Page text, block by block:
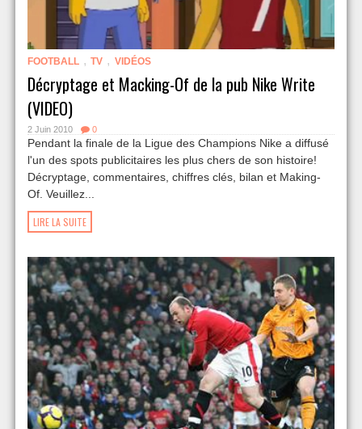
FOOTBALL , TV , VIDÉOS
Décryptage et Macking-Of de la pub Nike Write
(VIDEO)
2 Juin 2010 0
Pendant la finale de la Ligue des Champions Nike a diffusé
l'un des spots publicitaires les plus chers de son histoire!
Décryptage, commentaires, chiffres clés, bilan et Making-
Of. Veuillez...
LIRE LA SUITE